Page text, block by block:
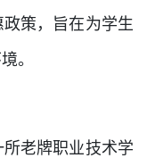
策，旨在为学生
。
老牌职业技术学